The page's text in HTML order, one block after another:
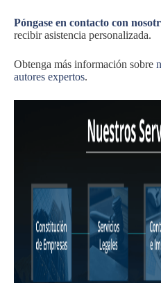
Póngase en contacto con
recibir asistencia personalizada.
Obtenga más información sobre
autores expertos.